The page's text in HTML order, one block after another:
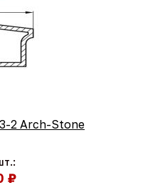
2 Arch-Stone
₽